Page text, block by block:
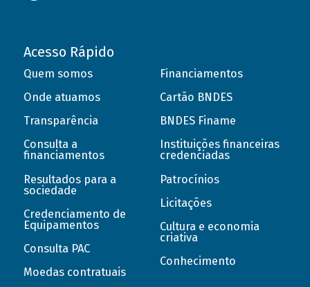
Acesso Rápido
Quem somos
Onde atuamos
Transparência
Consulta a
financiamentos
Resultados para a
sociedade
Credenciamento de
Equipamentos
Consulta PAC
Moedas contratuais
Financiamentos
Cartão BNDES
BNDES Finame
Instituições financeiras
credenciadas
Patrocínios
Licitações
Cultura e economia
criativa
Conhecimento